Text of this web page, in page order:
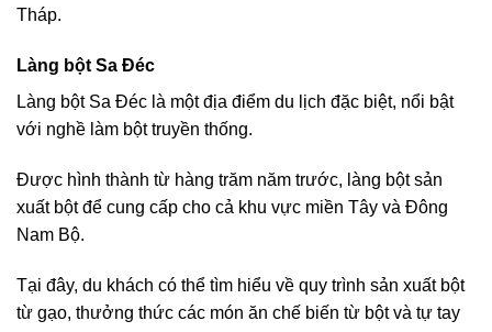
Tháp.
Làng bột Sa Đéc
Làng bột Sa Đéc là một địa điểm du lịch đặc biệt, nổi bật
với nghề làm bột truyền thống.
Được hình thành từ hàng trăm năm trước, làng bột sản
xuất bột để cung cấp cho cả khu vực miền Tây và Đông
Nam Bộ.
Tại đây, du khách có thể tìm hiểu về quy trình sản xuất bột
từ gạo, thưởng thức các món ăn chế biến từ bột và tự tay